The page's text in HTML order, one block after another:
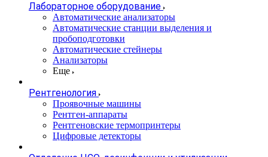
Лабораторное оборудование
Автоматические анализаторы
Автоматические станции выделения и
пробоподготовки
Автоматические стейнеры
Анализаторы
Еще
Рентгенология
Проявочные машины
Рентген-аппараты
Рентгеновские термопринтеры
Цифровые детекторы